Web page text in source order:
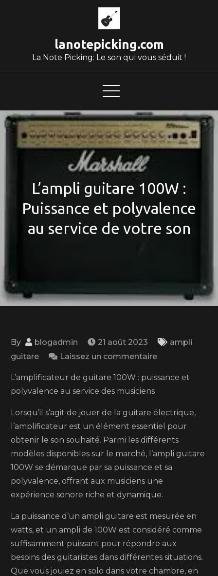
lanotepicking.com
La Note Picking: Le son qui vous séduit !
L’ampli guitare 100W :
Puissance et polyvalence
au service de votre son
By blogadmin 21 août 2023
ampli
guitare
Laissez un commentaireon
guitare
:
Puissance
et
polyvalence
au
service
de
son
L’amplificateur de guitare 100W : puissance et
polyvalence au service des musiciens
Lorsqu’il s’agit de jouer de la guitare électrique,
l’amplificateur est un élément essentiel pour
obtenir le son souhaité. Parmi les différents
modèles disponibles sur le marché, l’ampli guitare
100W se démarque par sa puissance et sa
polyvalence, offrant aux musiciens une
expérience sonore riche et dynamique.
La puissance d’un ampli guitare est mesurée en
watts, et un ampli de 100W est considéré comme
suffisamment puissant pour répondre aux
besoins des guitaristes dans différentes situations.
Que vous jouiez en solo dans votre chambre, en